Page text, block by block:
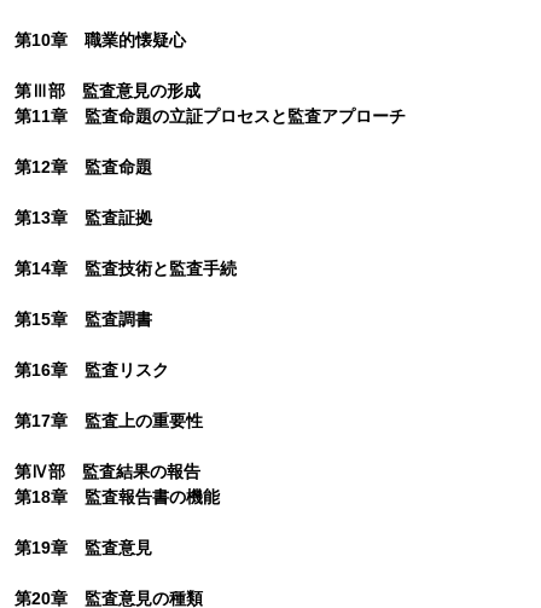
第10章 職業的懐疑心
第Ⅲ部 監査意見の形成
第11章 監査命題の立証プロセスと監査アプローチ
第12章 監査命題
第13章 監査証拠
第14章 監査技術と監査手続
第15章 監査調書
第16章 監査リスク
第17章 監査上の重要性
第Ⅳ部 監査結果の報告
第18章 監査報告書の機能
第19章 監査意見
第20章 監査意見の種類